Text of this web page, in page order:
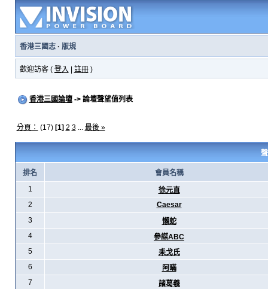
香港三國志· 版規
歡迎訪客 ( 登入 註冊)
香港三國論壇-> 論壇聲望值列表
分頁： (17) [1] 2 3... 最後 »
排名
會員名稱
1
徐元直
2
Caesar
3
懶蛇
4
參謀ABC
5
耒戈氏
6
阿暪
7
諸葛羲